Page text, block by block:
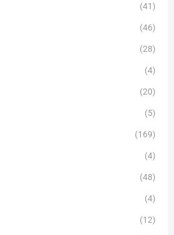
(41)
(46)
(28)
(4)
(20)
(5)
(169)
(4)
(48)
(4)
(12)